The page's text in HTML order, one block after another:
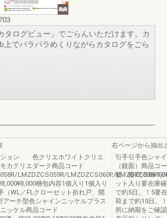
タログビュー」でごらんいただけます。カ
上でパラパラめくりながらカタログをごら
ション 色クリエホワイトクリエ
カクリエダーク商品コード
LMZDZCS059R/LMZDZCS060R/LMZDZCS061R/
梱包内容1個入り1個入り
（WL／FLクローゼット折れ戸、開
アーチ型色シャインニッケルプラス
ッケル商品コード
右ページから抽出
引手引手色シャ
（鏡面）商品コ
価 格
ット入り要在庫
で約5日。！5要
荷まで約10日。
所に納期をご確